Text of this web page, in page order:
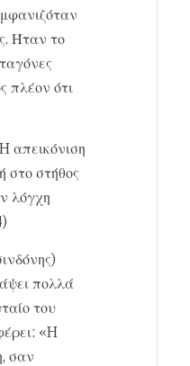
Ήταν το
πλέον ότι
απεικόνιση
στο στήθος
λόγχη
πολλά
του
«H
σαν